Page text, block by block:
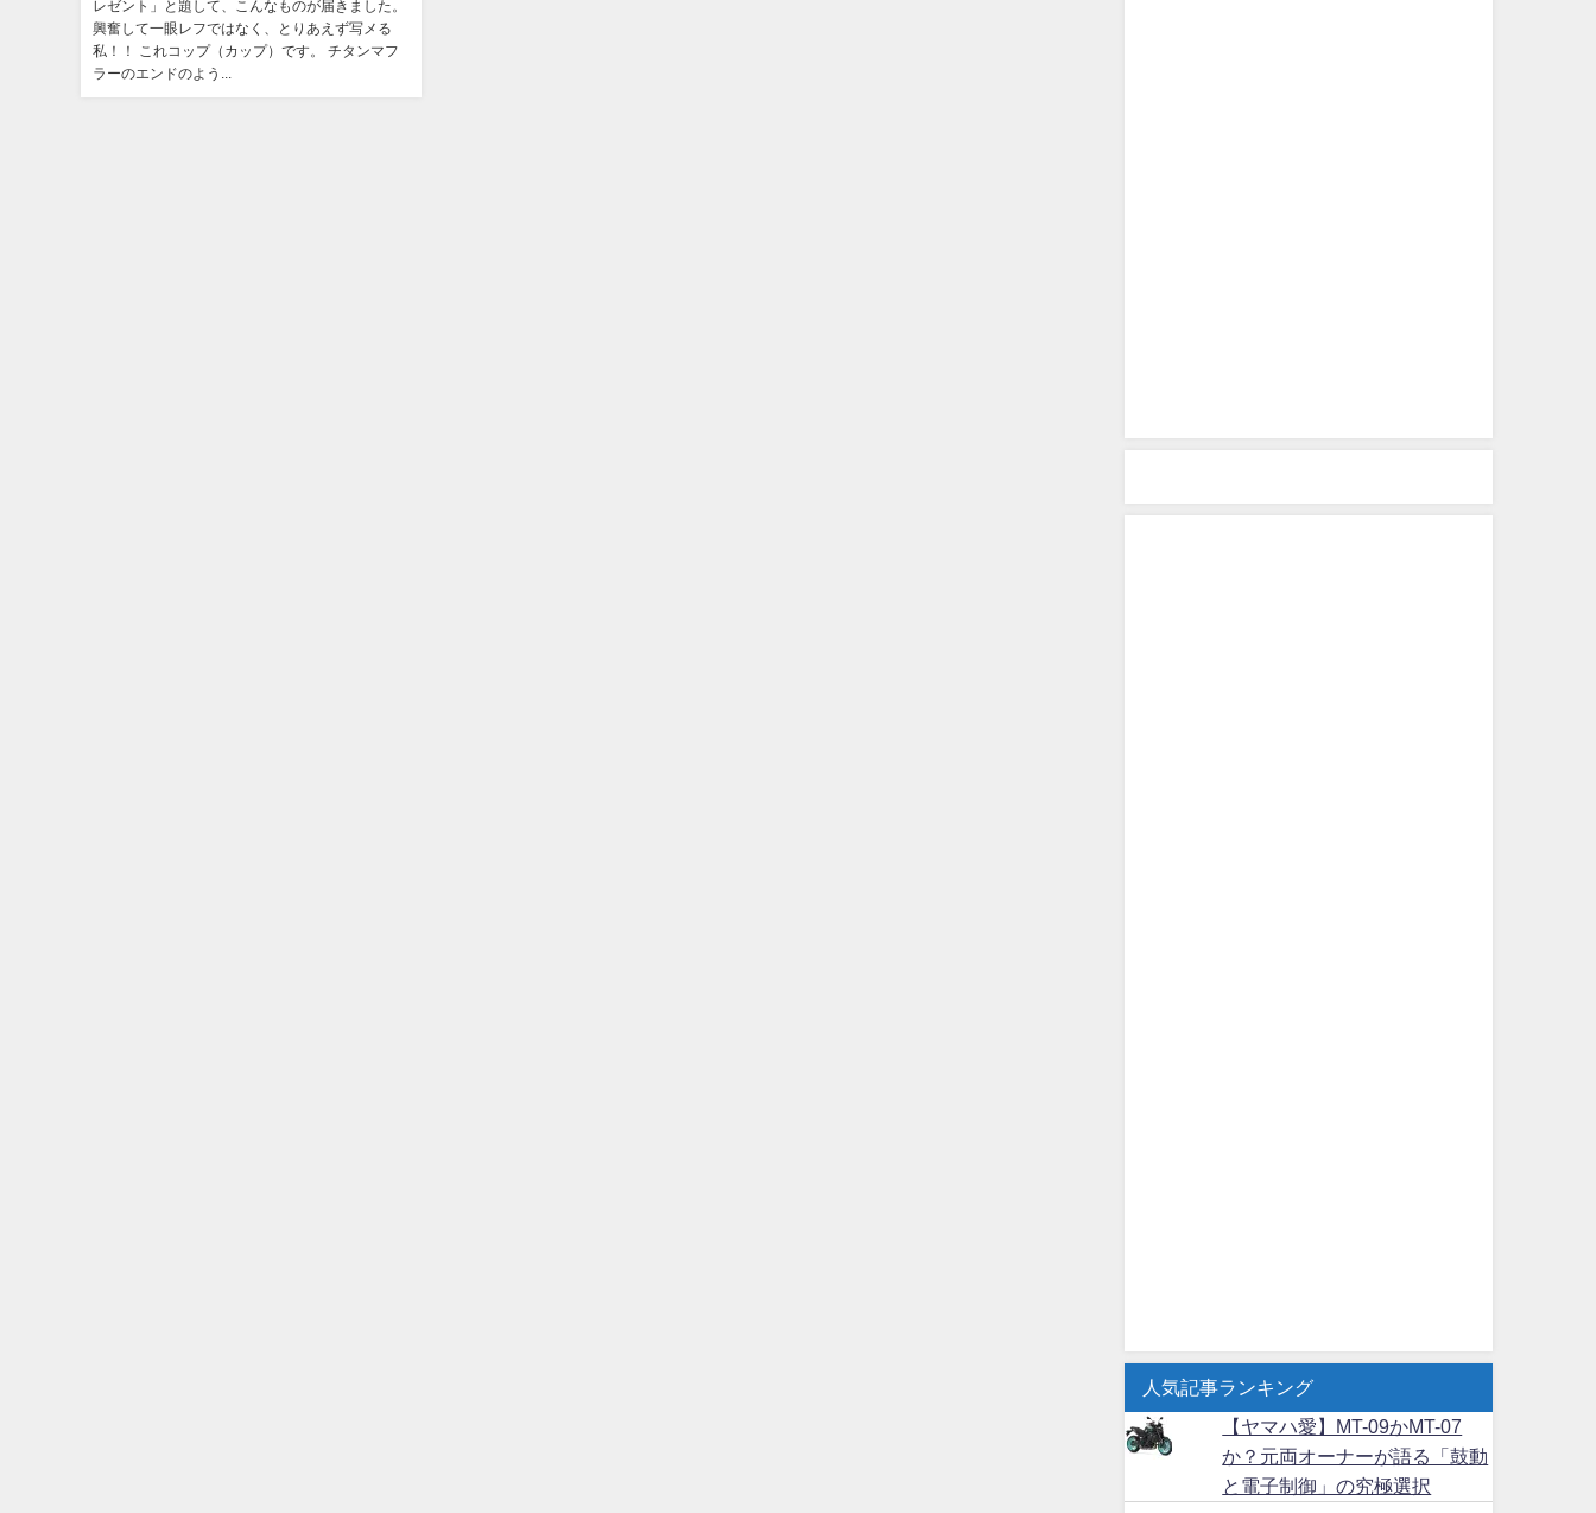
レゼント」と題して、こんなものが届きました。
興奮して一眼レフではなく、とりあえず写メる
私！！ これコップ（カップ）です。 チタンマフ
ラーのエンドのよう...
人気記事ランキング
【ヤマハ愛】MT-09かMT-07
か？元両オーナーが語る「鼓動
と電子制御」の究極選択